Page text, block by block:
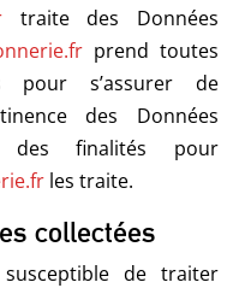
traite des Données
prend toutes
pour s’assurer de
des Données
des finalités pour
les traite.
collectées
de traiter